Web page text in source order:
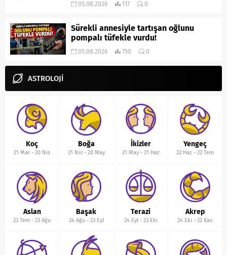
05.08.2026 117 0
Sürekli annesiyle tartışan oğlunu
pompalı tüfekle vurdu!
05.08.2026 750 0
ASTROLOJİ
Koç
21 Mar -20 Nis
Boğa
21 Nis- 20 May
İkizler
21 May- 21 Haz
Yengeç
22 Haz- 22 Tem
Aslan
23 Tem -23 Ağu
Başak
24 Ağu- 23 Eyl
Terazi
24 Eyl- 23 Eki
Akrep
24 Eki -22 Kas